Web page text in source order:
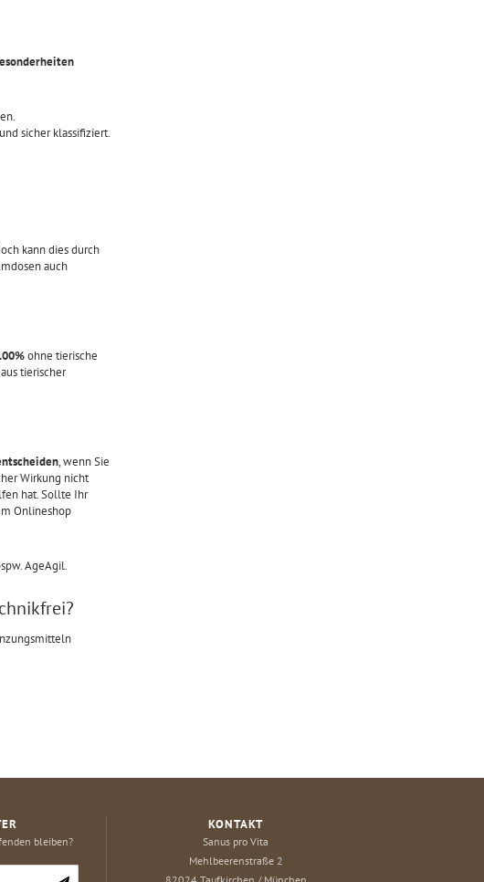
sicher klassifiziert.
kann dies durch
auch
ohne tierische
tierischer
, wenn Sie
Wirkung nicht
hat. Sollte Ihr
Onlineshop
AgeAgil.
bleiben?
KONTAKT
Sanus pro Vita
Mehlbeerenstraße 2